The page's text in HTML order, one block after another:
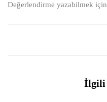
Değerlendirme yazabilmek için
İlgili